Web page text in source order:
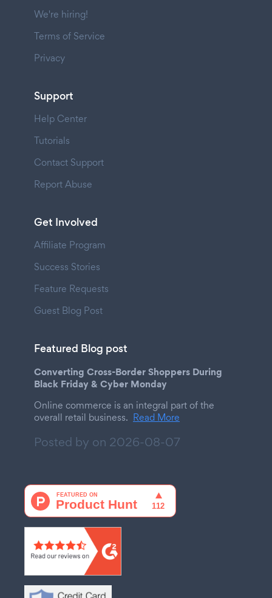
We're hiring!
Terms of Service
Privacy
Support
Help Center
Tutorials
Contact Support
Report Abuse
Get Involved
Affiliate Program
Success Stories
Feature Requests
Guest Blog Post
Featured Blog post
Converting Cross-Border Shoppers During
Black Friday & Cyber Monday
Online commerce is an integral part of the
overall retail business. Read More
Posted by on 2026-08-07